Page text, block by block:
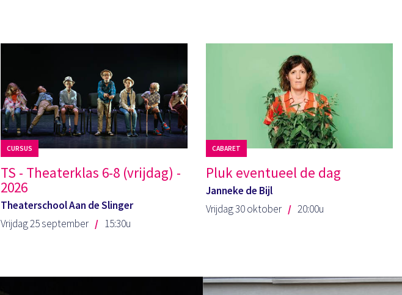
CURSUS
TS - Theaterklas 6-8 (vrijdag) -
2026
Theaterschool Aan de Slinger
Vrijdag 25 september
15:30u
CABARET
Pluk eventueel de dag
Janneke de Bijl
Vrijdag 30 oktober
20:00u